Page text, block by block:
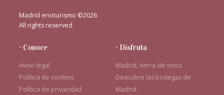
Madrid enoturismo ©2026
All rights reserved
- Conoce
Aviso legal
Política de cookies
Política de privacidad
- Disfruta
Madrid, tierra de vinos
Descubre las bodegas de
Madrid